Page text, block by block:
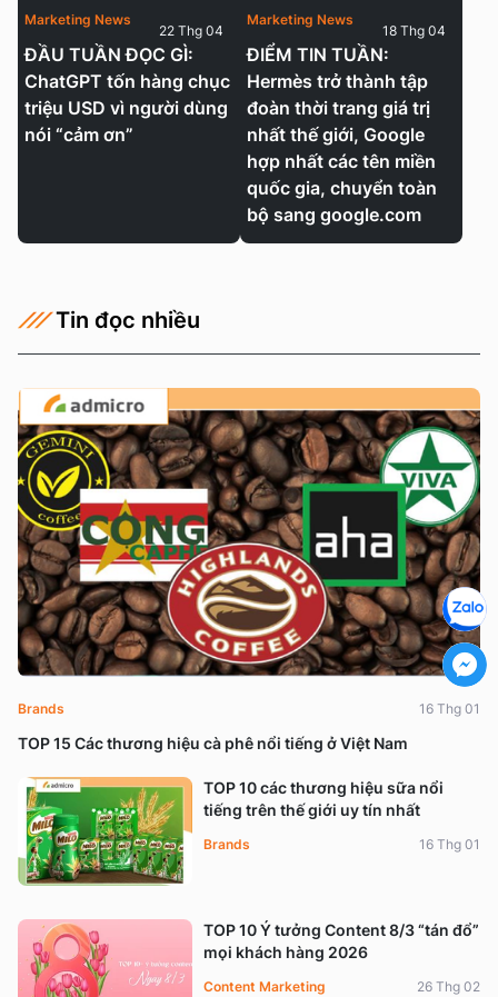
ĐẦU TUẦN ĐỌC GÌ:
ChatGPT tốn hàng chục
triệu USD vì người dùng
nói “cảm ơn”
Marketing News
22 Thg 04
ĐIỂM TIN TUẦN:
Hermès trở thành tập
đoàn thời trang giá trị
nhất thế giới, Google
hợp nhất các tên miền
quốc gia, chuyển toàn
bộ sang google.com
Marketing News
18 Thg 04
Tin đọc nhiều
TOP 15 Các thương hiệu cà phê nổi tiếng ở Việt Nam
Brands 16 Thg 01
TOP 10 các thương hiệu sữa nổi
tiếng trên thế giới uy tín nhất
Brands 16 Thg 01
TOP 10 Ý tưởng Content 8/3 “tán đổ”
mọi khách hàng 2026
Content Marketing 26 Thg 02